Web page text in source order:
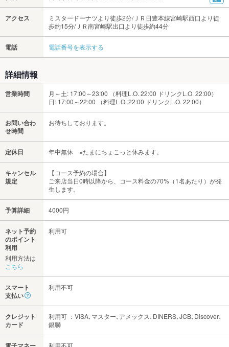
アクセス
ミスタードーナツより徒歩2分/ＪＲ日豊本線宮崎駅西口より徒
歩約15分/ＪＲ南宮崎駅出口より徒歩約44分
電話 電話番号を表示する
詳細情報
営業時間
月～土: 17:00～23:00 （料理L.O. 22:00 ドリンクL.O. 22:00）
日: 17:00～22:00 （料理L.O. 22:00 ドリンクL.O. 22:00）
お問い合わ
せ時間
お待ちしております。
定休日 年中無休 ※たまにちょこっと休みます。
キャンセル
規定
【コース予約の場合】
ご来店当日0時以降から、コース料金の70%（1名あたり）が発
生します。
予算詳細 4000円
ネット予約
のポイント
利用
利用方法は
こちら
利用可
スマート
支払い
利用不可
クレジット
カード
利用可 ：VISA､マスター､アメックス､DINERS､JCB､Discover､
銀聯
利用不可